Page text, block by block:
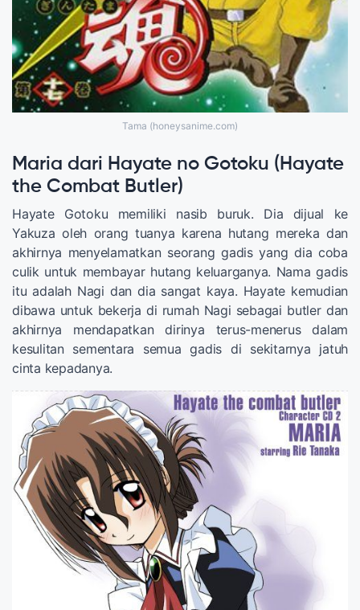
Tama (honeysanime.com)
Maria dari Hayate no Gotoku (Hayate
the Combat Butler)
Hayate Gotoku memiliki nasib buruk. Dia dijual ke
Yakuza oleh orang tuanya karena hutang mereka dan
akhirnya menyelamatkan seorang gadis yang dia coba
culik untuk membayar hutang keluarganya. Nama gadis
itu adalah Nagi dan dia sangat kaya. Hayate kemudian
dibawa untuk bekerja di rumah Nagi sebagai butler dan
akhirnya mendapatkan dirinya terus-menerus dalam
kesulitan sementara semua gadis di sekitarnya jatuh
cinta kepadanya.